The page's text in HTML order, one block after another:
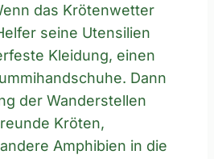
das Krötenwetter
seine Utensilien
Kleidung, einen
Dann
der Wanderstellen
Kröten,
Amphibien in die